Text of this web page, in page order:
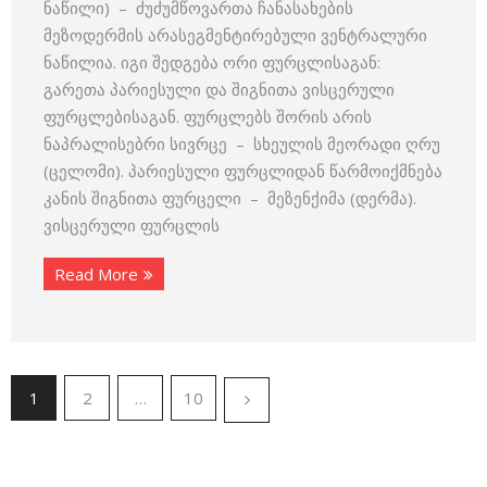
ნაწილი) – ძუძუმწოვართა ჩანასახების
მეზოდერმის არასეგმენტირებული ვენტრალური
ნაწილია. იგი შედგება ორი ფურცლისაგან:
გარეთა პარიესული და შიგნითა ვისცერული
ფურცლებისაგან. ფურცლებს შორის არის
ნაპრალისებრი სივრცე – სხეულის მეორადი ღრუ
(ცელომი). პარიესული ფურცლიდან წარმოიქმნება
კანის შიგნითა ფურცელი – მეზენქიმა (დერმა).
ვისცერული ფურცლის
Read More
1 2 … 10